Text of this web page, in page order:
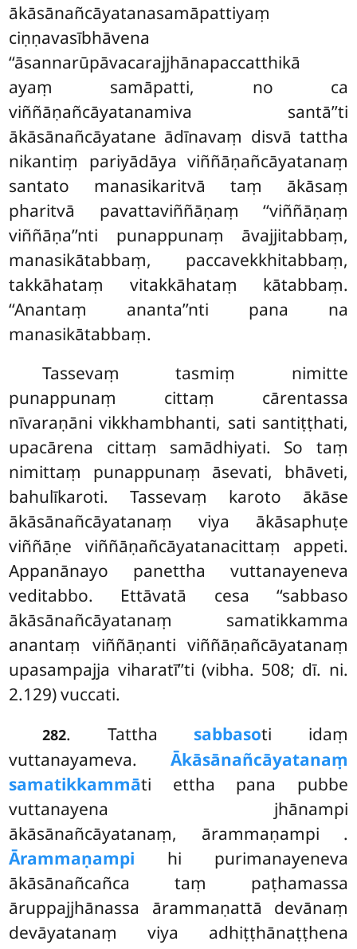
ākāsānañcāyatanasamāpattiyaṃ
ciṇṇavasībhāvena
‘‘āsannarūpāvacarajjhānapaccatthikā
ayaṃ samāpatti, no ca
viññāṇañcāyatanamiva santā’’ti
ākāsānañcāyatane ādīnavaṃ disvā tattha
nikantiṃ pariyādāya viññāṇañcāyatanaṃ
santato manasikaritvā taṃ ākāsaṃ
pharitvā pavattaviññāṇaṃ ‘‘viññāṇaṃ
viññāṇa’’nti punappunaṃ āvajjitabbaṃ,
manasikātabbaṃ, paccavekkhitabbaṃ,
takkāhataṃ vitakkāhataṃ kātabbaṃ.
‘‘Anantaṃ ananta’’nti pana na
manasikātabbaṃ.
Tassevaṃ tasmiṃ nimitte
punappunaṃ cittaṃ cārentassa
nīvaraṇāni vikkhambhanti, sati santiṭṭhati,
upacārena cittaṃ samādhiyati. So taṃ
nimittaṃ punappunaṃ āsevati, bhāveti,
bahulīkaroti. Tassevaṃ karoto ākāse
ākāsānañcāyatanaṃ viya ākāsaphuṭe
viññāṇe viññāṇañcāyatanacittaṃ appeti.
Appanānayo panettha vuttanayeneva
veditabbo. Ettāvatā cesa ‘‘sabbaso
ākāsānañcāyatanaṃ samatikkamma
anantaṃ viññāṇanti viññāṇañcāyatanaṃ
upasampajja viharatī’’ti (vibha. 508; dī. ni.
2.129) vuccati.
282. Tattha sabbasoti idaṃ
vuttanayameva. Ākāsānañcāyatanaṃ
samatikkammāti ettha pana pubbe
vuttanayena jhānampi
ākāsānañcāyatanaṃ, ārammaṇampi .
Ārammaṇampi hi purimanayeneva
ākāsānañcañca taṃ paṭhamassa
āruppajjhānassa ārammaṇattā devānaṃ
devāyatanaṃ viya adhiṭṭhānaṭṭhena